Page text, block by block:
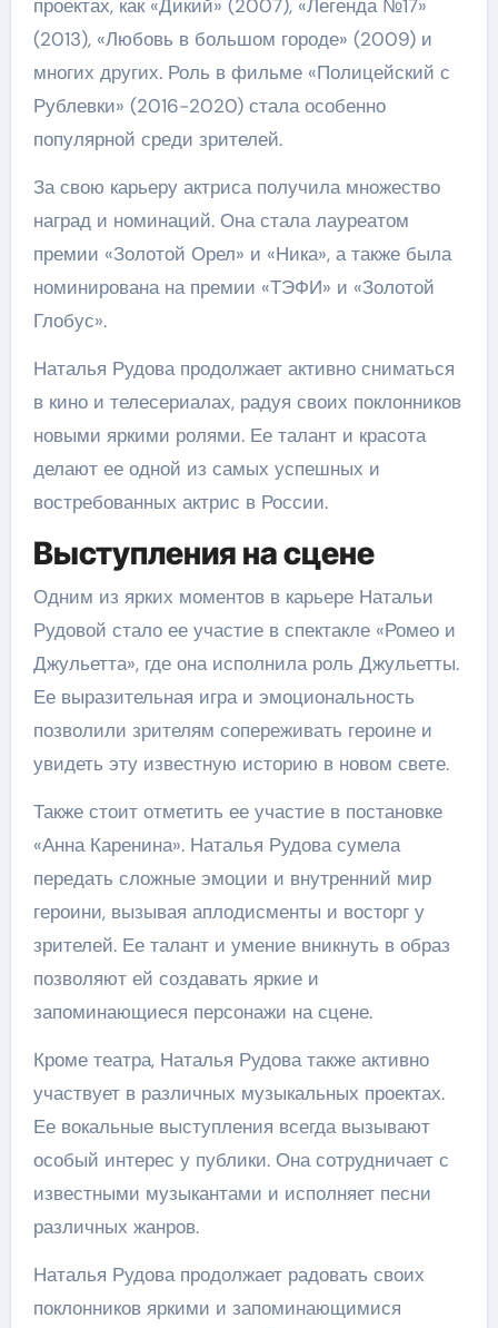
проектах, как «Дикий» (2007), «Легенда №17»
(2013), «Любовь в большом городе» (2009) и
многих других. Роль в фильме «Полицейский с
Рублевки» (2016-2020) стала особенно
популярной среди зрителей.
За свою карьеру актриса получила множество
наград и номинаций. Она стала лауреатом
премии «Золотой Орел» и «Ника», а также была
номинирована на премии «ТЭФИ» и «Золотой
Глобус».
Наталья Рудова продолжает активно сниматься
в кино и телесериалах, радуя своих поклонников
новыми яркими ролями. Ее талант и красота
делают ее одной из самых успешных и
востребованных актрис в России.
Выступления на сцене
Одним из ярких моментов в карьере Натальи
Рудовой стало ее участие в спектакле «Ромео и
Джульетта», где она исполнила роль Джульетты.
Ее выразительная игра и эмоциональность
позволили зрителям сопереживать героине и
увидеть эту известную историю в новом свете.
Также стоит отметить ее участие в постановке
«Анна Каренина». Наталья Рудова сумела
передать сложные эмоции и внутренний мир
героини, вызывая аплодисменты и восторг у
зрителей. Ее талант и умение вникнуть в образ
позволяют ей создавать яркие и
запоминающиеся персонажи на сцене.
Кроме театра, Наталья Рудова также активно
участвует в различных музыкальных проектах.
Ее вокальные выступления всегда вызывают
особый интерес у публики. Она сотрудничает с
известными музыкантами и исполняет песни
различных жанров.
Наталья Рудова продолжает радовать своих
поклонников яркими и запоминающимися